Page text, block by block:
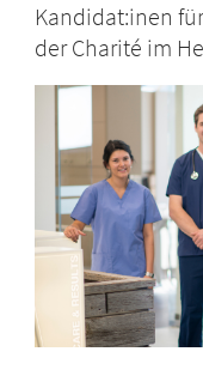
Kandidat:inen
der Charité im